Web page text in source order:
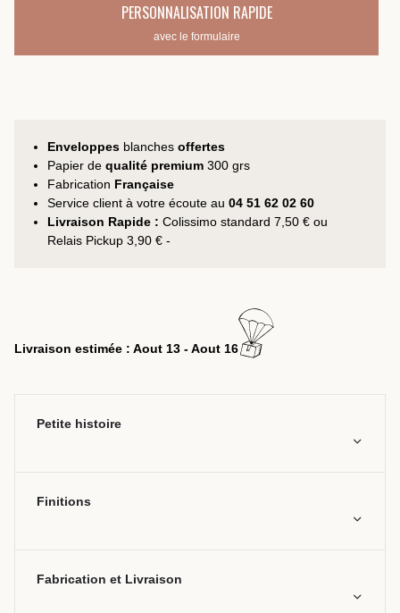
PERSONNALISATION RAPIDE
avec le formulaire
Enveloppes blanches offertes
Papier de qualité premium 300 grs
Fabrication Française
Service client à votre écoute au 04 51 62 02 60
Livraison Rapide : Colissimo standard 7,50 € ou
Relais Pickup 3,90 € -
Livraison estimée : Aout 13 - Aout 16
Petite histoire
Finitions
Fabrication et Livraison